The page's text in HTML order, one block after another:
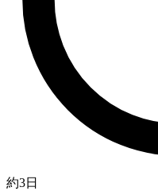
約3日